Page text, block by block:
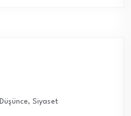
Düşünce, Siyaset